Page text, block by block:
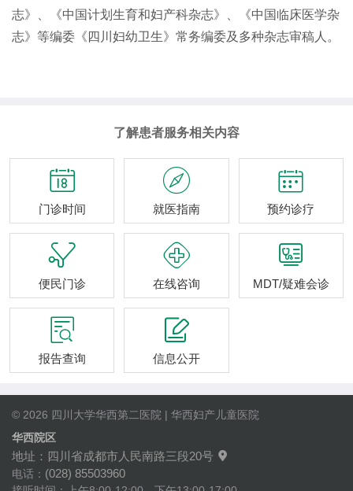
志》、《中国计划生育和妇产科杂志》、《中国临床医学杂
志》等编委《四川妇幼卫生》常务编委及多种杂志审稿人。
了解患者服务相关内容

门诊时间

就医指南

预约诊疗

便民门诊

在线咨询

MDT/疑难会诊

报告查询

信息公开
© 2026 四川大学华西第二医院 | 华西妇产儿童医院
华西院区
地址：四川省成都市人民南路三段20号 
电话： (028) 85503960